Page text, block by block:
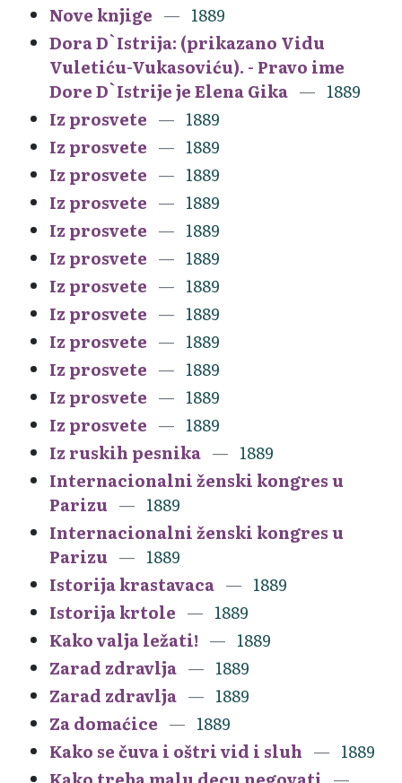
Nove knjige
1889
Dora D`Istrija: (prikazano Vidu
Vuletiću-Vukasoviću). - Pravo ime
Dore D`Istrije je Elena Gika
1889
Iz prosvete
1889
Iz prosvete
1889
Iz prosvete
1889
Iz prosvete
1889
Iz prosvete
1889
Iz prosvete
1889
Iz prosvete
1889
Iz prosvete
1889
Iz prosvete
1889
Iz prosvete
1889
Iz prosvete
1889
Iz prosvete
1889
Iz ruskih pesnika
1889
Internacionalni ženski kongres u
Parizu
1889
Internacionalni ženski kongres u
Parizu
1889
Istorija krastavaca
1889
Istorija krtole
1889
Kako valja ležati!
1889
Zarad zdravlja
1889
Zarad zdravlja
1889
Za domaćice
1889
Kako se čuva i oštri vid i sluh
1889